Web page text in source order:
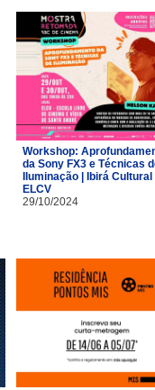
Workshop:
da Sony FX3 e Técnicas
Iluminação | Ibirá Cultural
ELCV
29/10/2024